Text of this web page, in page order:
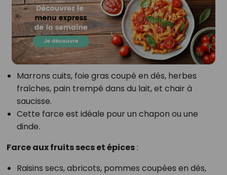
Marrons cuits, foie gras coupé en dés, herbes
fraîches, pain trempé dans du lait, et chair à
saucisse.
Cette farce est idéale pour un chapon ou une
dinde.
Farce aux fruits secs et épices:
Raisins secs, abricots, pommes coupées en dés,